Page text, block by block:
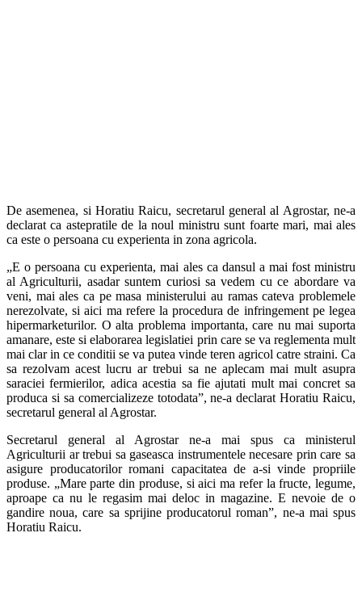
De asemenea, si Horatiu Raicu, secretarul general al Agrostar, ne-a
declarat ca astepratile de la noul ministru sunt foarte mari, mai ales
ca este o persoana cu experienta in zona agricola.
„E o persoana cu experienta, mai ales ca dansul a mai fost ministru
al Agriculturii, asadar suntem curiosi sa vedem cu ce abordare va
veni, mai ales ca pe masa ministerului au ramas cateva problemele
nerezolvate, si aici ma refere la procedura de infringement pe legea
hipermarketurilor. O alta problema importanta, care nu mai suporta
amanare, este si elaborarea legislatiei prin care se va reglementa mult
mai clar in ce conditii se va putea vinde teren agricol catre straini. Ca
sa rezolvam acest lucru ar trebui sa ne aplecam mai mult asupra
saraciei fermierilor, adica acestia sa fie ajutati mult mai concret sa
produca si sa comercializeze totodata”, ne-a declarat Horatiu Raicu,
secretarul general al Agrostar.
Secretarul general al Agrostar ne-a mai spus ca ministerul
Agriculturii ar trebui sa gaseasca instrumentele necesare prin care sa
asigure producatorilor romani capacitatea de a-si vinde propriile
produse. „Mare parte din produse, si aici ma refer la fructe, legume,
aproape ca nu le regasim mai deloc in magazine. E nevoie de o
gandire noua, care sa sprijine producatorul roman”, ne-a mai spus
Horatiu Raicu.